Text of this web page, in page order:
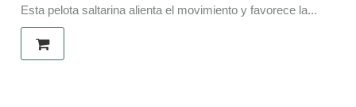
Esta pelota saltarina alienta el movimiento y favorece la...